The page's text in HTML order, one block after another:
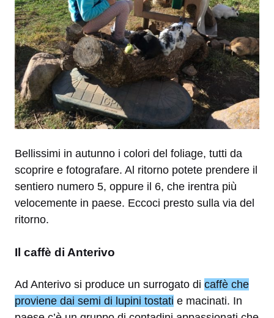
Bellissimi in autunno i colori del foliage, tutti da
scoprire e fotografare. Al ritorno potete prendere il
sentiero numero 5, oppure il 6, che irentra più
velocemente in paese. Eccoci presto sulla via del
ritorno.
Il caffè di Anterivo
Ad Anterivo si produce un surrogato di caffè che
proviene dai semi di lupini tostati e macinati. In